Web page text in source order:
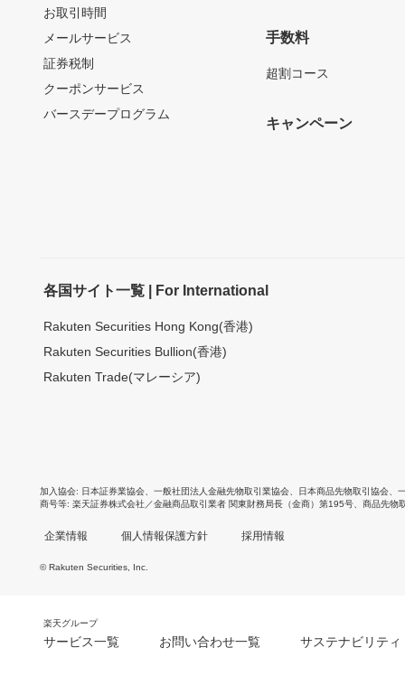
お取引時間
メールサービス
証券税制
クーポンサービス
バースデープログラム
手数料
超割コース
キャンペーン
各国サイト一覧 | For International
Rakuten Securities Hong Kong(香港)
Rakuten Securities Bullion(香港)
Rakuten Trade(マレーシア)
加入協会 日本証券業協会 一般社団法人金融先物取引業協会 日本商品先物取引協会
商号等 楽天証券株式会社／金融商品取引業者 関東財務局長（金商）第195号、商品先物
企業情報 個人情報保護方針 採用情報
© Rakuten Securities, Inc.
楽天グループ
サービス一覧 お問い合わせ一覧 サステナビリティ